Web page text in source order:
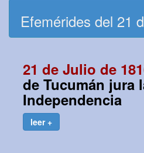
Efemérides del 21
21 de Julio de
de Tucumán jura
Independencia
leer +